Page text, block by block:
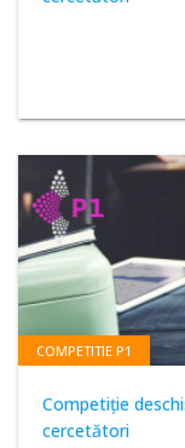
COMPETITIE P1
Competiţie
cercetători